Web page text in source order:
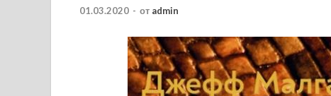
01.03.2020 - от admin